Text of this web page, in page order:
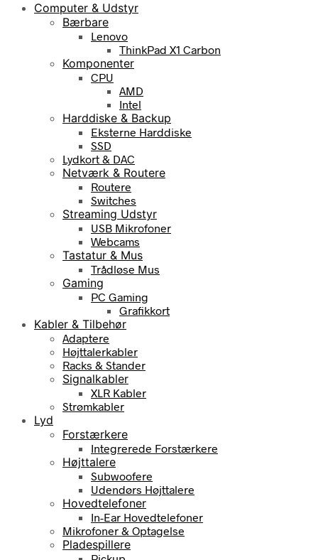
Computer & Udstyr
Bærbare
Lenovo
ThinkPad X1 Carbon
Komponenter
CPU
AMD
Intel
Harddiske & Backup
Eksterne Harddiske
SSD
Lydkort & DAC
Netværk & Routere
Routere
Switches
Streaming Udstyr
USB Mikrofoner
Webcams
Tastatur & Mus
Trådløse Mus
Gaming
PC Gaming
Grafikkort
Kabler & Tilbehør
Adaptere
Højttalerkabler
Racks & Stander
Signalkabler
XLR Kabler
Strømkabler
Lyd
Forstærkere
Integrerede Forstærkere
Højttalere
Subwoofere
Udendørs Højttalere
Hovedtelefoner
In-Ear Hovedtelefoner
Mikrofoner & Optagelse
Pladespillere